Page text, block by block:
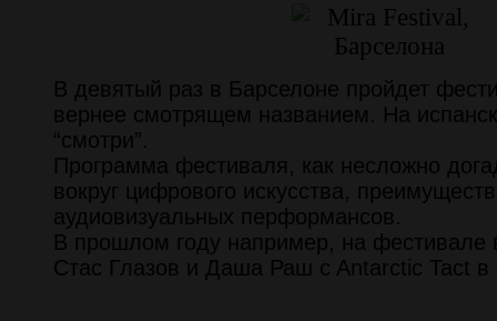
В девятый раз в Барселоне пройдет
вернее смотрящем названием. На
“смотри”.
Программа фестиваля, как несложно
вокруг цифрового искусства,
аудиовизуальных перформансов.
В прошлом году например, на фестивале
Стас Глазов и Даша Раш c Antarctic Tact